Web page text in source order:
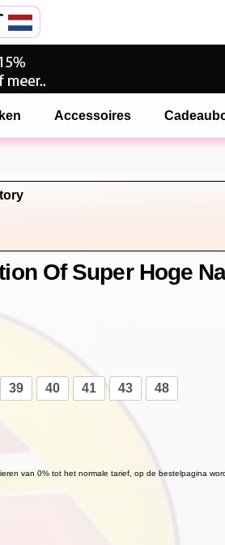
Accessoires
Of Super Hoge
39 40 41 43 48
van 0% tot het normale tarief, op de bestelpagina